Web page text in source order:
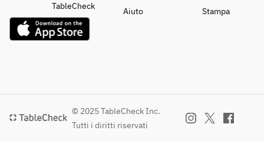
TableCheck
Aiuto
Stampa
© 2025 TableCheck Inc.
Tutti i diritti riservati